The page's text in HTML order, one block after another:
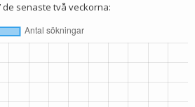
de senaste två veckorna: